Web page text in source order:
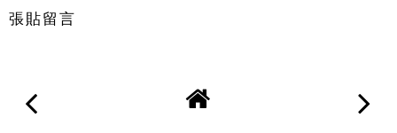
張貼留言